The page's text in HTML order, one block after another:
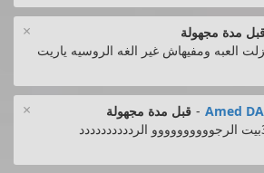
×
مدة مجهولة
العبه ومفيهاش غير الغه الروسيه ياريت
× Amed
- قبل مدة مجهولة
تشتغل علي 32بيت الرجوووووووووو الردددددددددد